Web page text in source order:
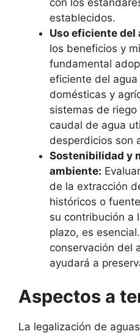
establecidos.
Uso eficiente del
los beneficios y
fundamental
eficiente del
domésticas y
sistemas de
caudal de agua
desperdicios son
Sostenibilidad y
ambiente:
de la extracción
históricos o
su contribución a
plazo, es
conservación del
ayudará a
Aspectos a
La legalización de